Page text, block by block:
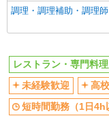
週2～3日勤務OK
車通勤OK
交通費支給
調理・調理補助・調理師
レストラン・専門料
未経験歓迎
高
短時間勤務（1日4h